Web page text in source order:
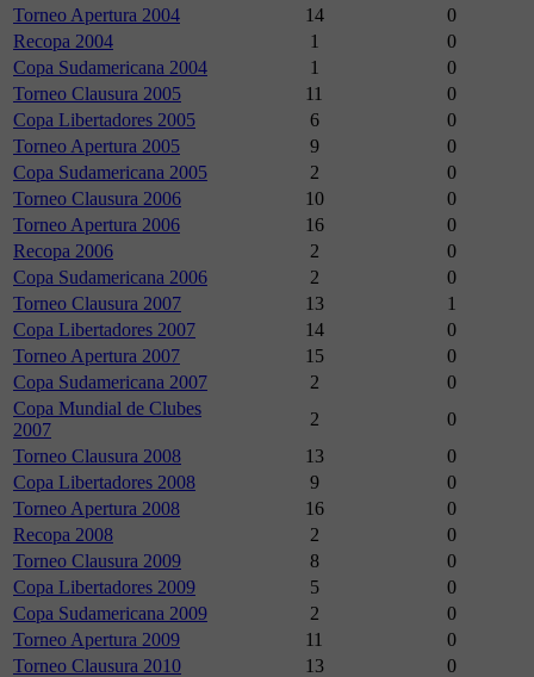
Torneo Apertura 2004
14
0
Recopa 2004
1
0
Copa Sudamericana 2004
1
0
Torneo Clausura 2005
11
0
Copa Libertadores 2005
6
0
Torneo Apertura 2005
9
0
Copa Sudamericana 2005
2
0
Torneo Clausura 2006
10
0
Torneo Apertura 2006
16
0
Recopa 2006
2
0
Copa Sudamericana 2006
2
0
Torneo Clausura 2007
13
1
Copa Libertadores 2007
14
0
Torneo Apertura 2007
15
0
Copa Sudamericana 2007
2
0
Copa Mundial de Clubes
2007
2
0
Torneo Clausura 2008
13
0
Copa Libertadores 2008
9
0
Torneo Apertura 2008
16
0
Recopa 2008
2
0
Torneo Clausura 2009
8
0
Copa Libertadores 2009
5
0
Copa Sudamericana 2009
2
0
Torneo Apertura 2009
11
0
Torneo Clausura 2010
13
0